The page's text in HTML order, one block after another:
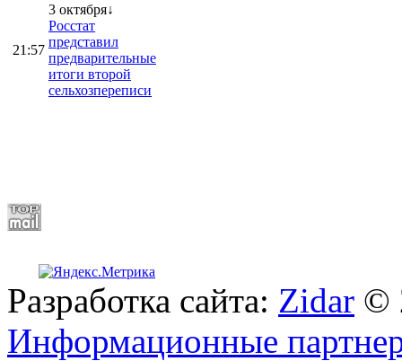
21:57
3 октября↓
Росстат
представил
предварительные
итоги второй
сельхозпереписи
Разработка сайта: Zidar ©
Информационные